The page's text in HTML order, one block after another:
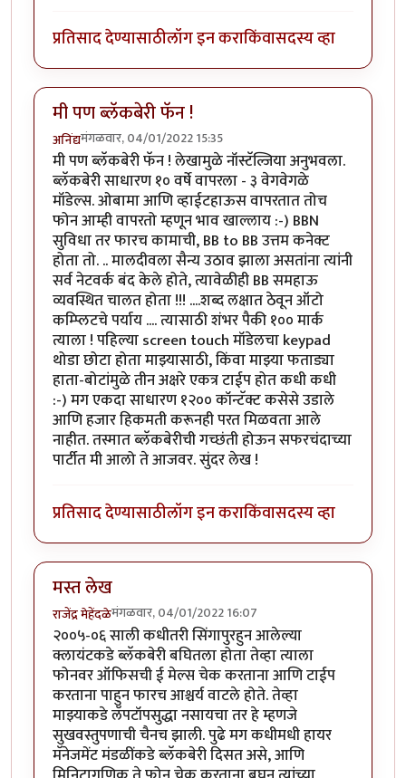
प्रतिसाद देण्यासाठीलॉग इन कराकिंवासदस्य व्हा
मी पण ब्लॅकबेरी फॅन !
अनिंद्यमंगळवार, 04/01/2022 15:35
मी पण ब्लॅकबेरी फॅन ! लेखामुळे नॉस्टॅल्जिया अनुभवला.
ब्लॅकबेरी साधारण १० वर्षे वापरला - ३ वेगवेगळे
मॉडेल्स. ओबामा आणि व्हाईटहाऊस वापरतात तोच
फोन आम्ही वापरतो म्हणून भाव खाल्लाय :-) BBN
सुविधा तर फारच कामाची, BB to BB उत्तम कनेक्ट
होता तो. .. मालदीवला सैन्य उठाव झाला असतांना त्यांनी
सर्व नेटवर्क बंद केले होते, त्यावेळीही BB समहाऊ
व्यवस्थित चालत होता !!! ....शब्द लक्षात ठेवून ऑटो
कम्प्लिटचे पर्याय .... त्यासाठी शंभर पैकी १०० मार्क
त्याला ! पहिल्या screen touch मॉडेलचा keypad
थोडा छोटा होता माझ्यासाठी, किंवा माझ्या फताड्या
हाता-बोटांमुळे तीन अक्षरे एकत्र टाईप होत कधी कधी
:-) मग एकदा साधारण १२०० कॉन्टॅक्ट कसेसे उडाले
आणि हजार हिकमती करूनही परत मिळवता आले
नाहीत. तस्मात ब्लॅकबेरीची गच्छंती होऊन सफरचंदाच्या
पार्टीत मी आलो ते आजवर. सुंदर लेख !
प्रतिसाद देण्यासाठीलॉग इन कराकिंवासदस्य व्हा
मस्त लेख
राजेंद्र मेहेंदळेमंगळवार, 04/01/2022 16:07
२००५-०६ साली कधीतरी सिंगापुरहुन आलेल्या
क्लायंटकडे ब्लॅकबेरी बघितला होता तेव्हा त्याला
फोनवर ऑफिसची ई मेल्स चेक करताना आणि टाईप
करताना पाहुन फारच आश्चर्य वाटले होते. तेव्हा
माझ्याकडे लॅपटॉपसुद्धा नसायचा तर हे म्हणजे
सुखवस्तुपणाची चैनच झाली. पुढे मग कधीमधी हायर
मॅनेजमेंट मंडळींकडे ब्लॅकबेरी दिसत असे, आणि